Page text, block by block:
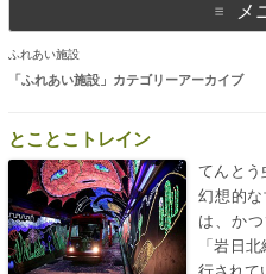
メ
ふれあい施設
「 ふれあい施設 」カテゴリーアーカイブ
とことこトレイン
てんとう
幻想的
は、か
「岩日